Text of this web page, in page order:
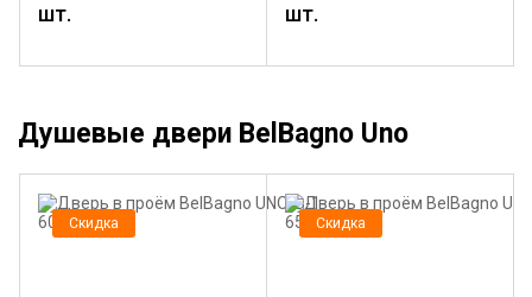
шт.
шт.
Душевые двери BelBagno Uno
Скидка Скидка